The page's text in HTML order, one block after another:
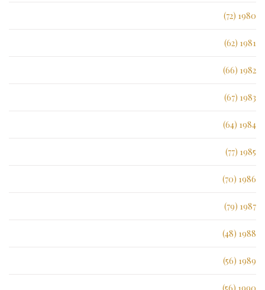
1980 (72)
1981 (62)
1982 (66)
1983 (67)
1984 (64)
1985 (77)
1986 (70)
1987 (79)
1988 (48)
1989 (56)